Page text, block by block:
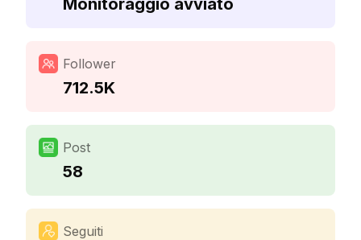
Monitoraggio avviato
Follower
712.5K
Post
58
Seguiti